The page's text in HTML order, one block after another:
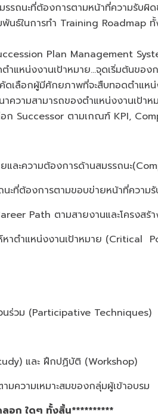
มรรถนะที่ต้องการตามหน้าที่ความรับผิ
นธ์ในการทำ Training Roadmap
Plan Management
ดตำแหน่งงานเป้าหมาย...จุดเริ่มต้น
เลือกผู้มีศักยภาพที่จะสืบทอดตําแห
ความสามารถของตำแหน่งงานเป้า
อก Successor ตามเกณฑ์ KPI,
ยและความต้องการด้านสมรรถนะ
ะที่ต้องการตามขอบข่ายหน้าที่ความ
Path ตามสายงานและโครงสร้า
ตำแหน่งงานเป้าหมาย (Critical
ร่วม (Participative Techniques)
และ ฝึกปฏิบัติ (Workshop)
มความเหมาะสมของกลุ่มผู้เข้าอบรม
อก ใดๆ ทั้งสิ้น**********